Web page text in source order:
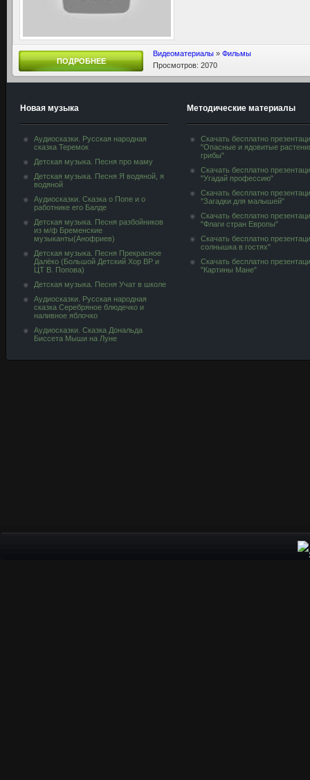
ПОДРОБНЕЕ
Видеоматериалы » Фильмы
Просмотров: 2070
Новая музыка
Аудиосказки. Русская народная
сказка Теремок
Детская музыка. Песня про маму
Детская музыка. Песня Я водяной, я
водяной
Аудиосказки. Сказка о Попе и о
работнике его Балде
Детская музыка. Песня разбойников
из м/ф Бременские
музыканты(Анофриев)
Детская музыка. Песня Прекрасное
Далёко (Большой Детский Хор ВР и
ЦТ В. Попова)
Детская музыка. Песня Учат в школе
Аудиосказки. Русская народная
сказка Серебряное блюдечко и
наливное яблочко
Аудиосказки. Сказка Дональда
Биссета Мыши на Луне
Методические материалы
Скачать бесплатно
"Опасные и ядовитые
грибы"
Скачать бесплатно
"Угадай профессию"
Скачать бесплатно
"Загадки для малышей"
Скачать бесплатно
"Флаги стран Европы"
Скачать бесплатно
солнышка в гостях"
Скачать бесплатно
"Картины Мане"